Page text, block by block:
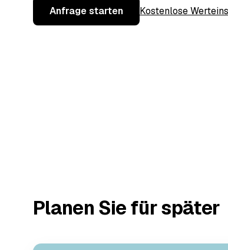
Anfrage starten Kostenlose
Planen Sie für später